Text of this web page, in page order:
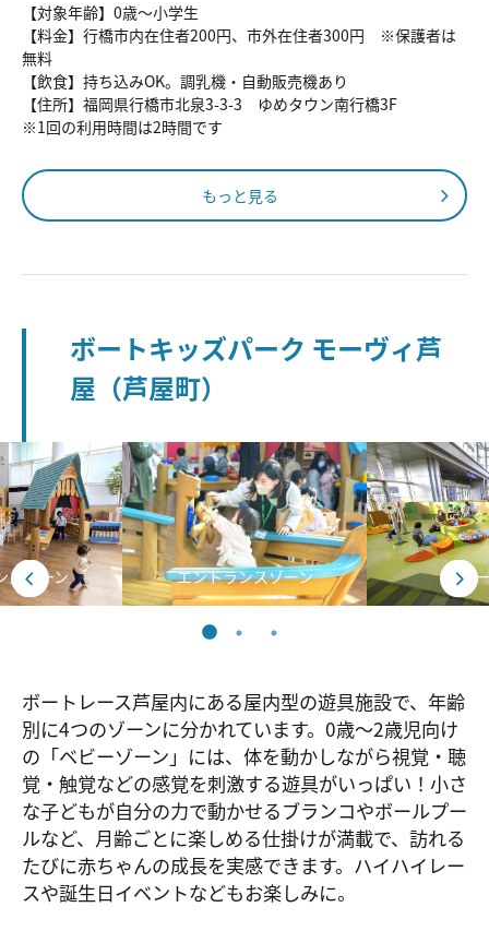
【対象年齢】0歳～小学生
【料金】行橋市内在住者200円、市外在住者300円 ※保護者は
無料
【飲食】持ち込みOK。調乳機・自動販売機あり
【住所】福岡県行橋市北泉3-3-3 ゆめタウン南行橋3F
※1回の利用時間は2時間です
もっと見る
ボートキッズパーク モーヴィ芦
屋（芦屋町）
スゾーン エントランスゾーン ベビ
ボートレース芦屋内にある屋内型の遊具施設で、年齢
別に4つのゾーンに分かれています。0歳～2歳児向け
の「ベビーゾーン」には、体を動かしながら視覚・聴
覚・触覚などの感覚を刺激する遊具がいっぱい！小さ
な子どもが自分の力で動かせるブランコやボールプー
ルなど、月齢ごとに楽しめる仕掛けが満載で、訪れる
たびに赤ちゃんの成長を実感できます。ハイハイレー
スや誕生日イベントなどもお楽しみに。